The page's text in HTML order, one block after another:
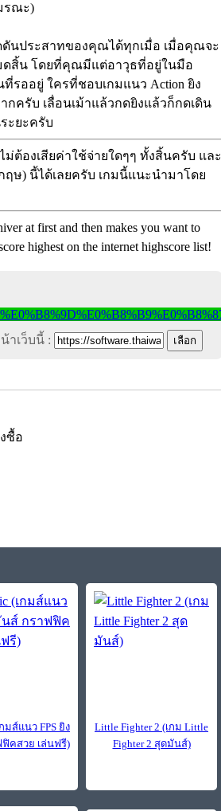
ดันประสาทของคุณได้ทุกเมื่อ เมื่อคุณจะ
ดสิ้น โดยที่คุณมีแต่อาวุธที่อยู่ในมือ
ออยู่ ใครที่ชอบเกมแนว Action ยิง
ครับ เลื่อนเม้าแล้วกดยิงแล้วก็กดเดิน
ะยะครับ
ต้องเสียค่าใช้จ่ายใดๆๆ ทั้งสิ้นครับ และ
ฤษ) นี้ได้เลยครับ เกมนี้แนะนำมาโดย
at first and then makes you want to
highest on the internet highscore list!
าเว็บนี้ :
ซื้อ
มส์แนว FPS ยิง
คสวย เล่นฟรี)
Little Fighter 2 (เกม Little
Fighter 2 สุดมันส์)